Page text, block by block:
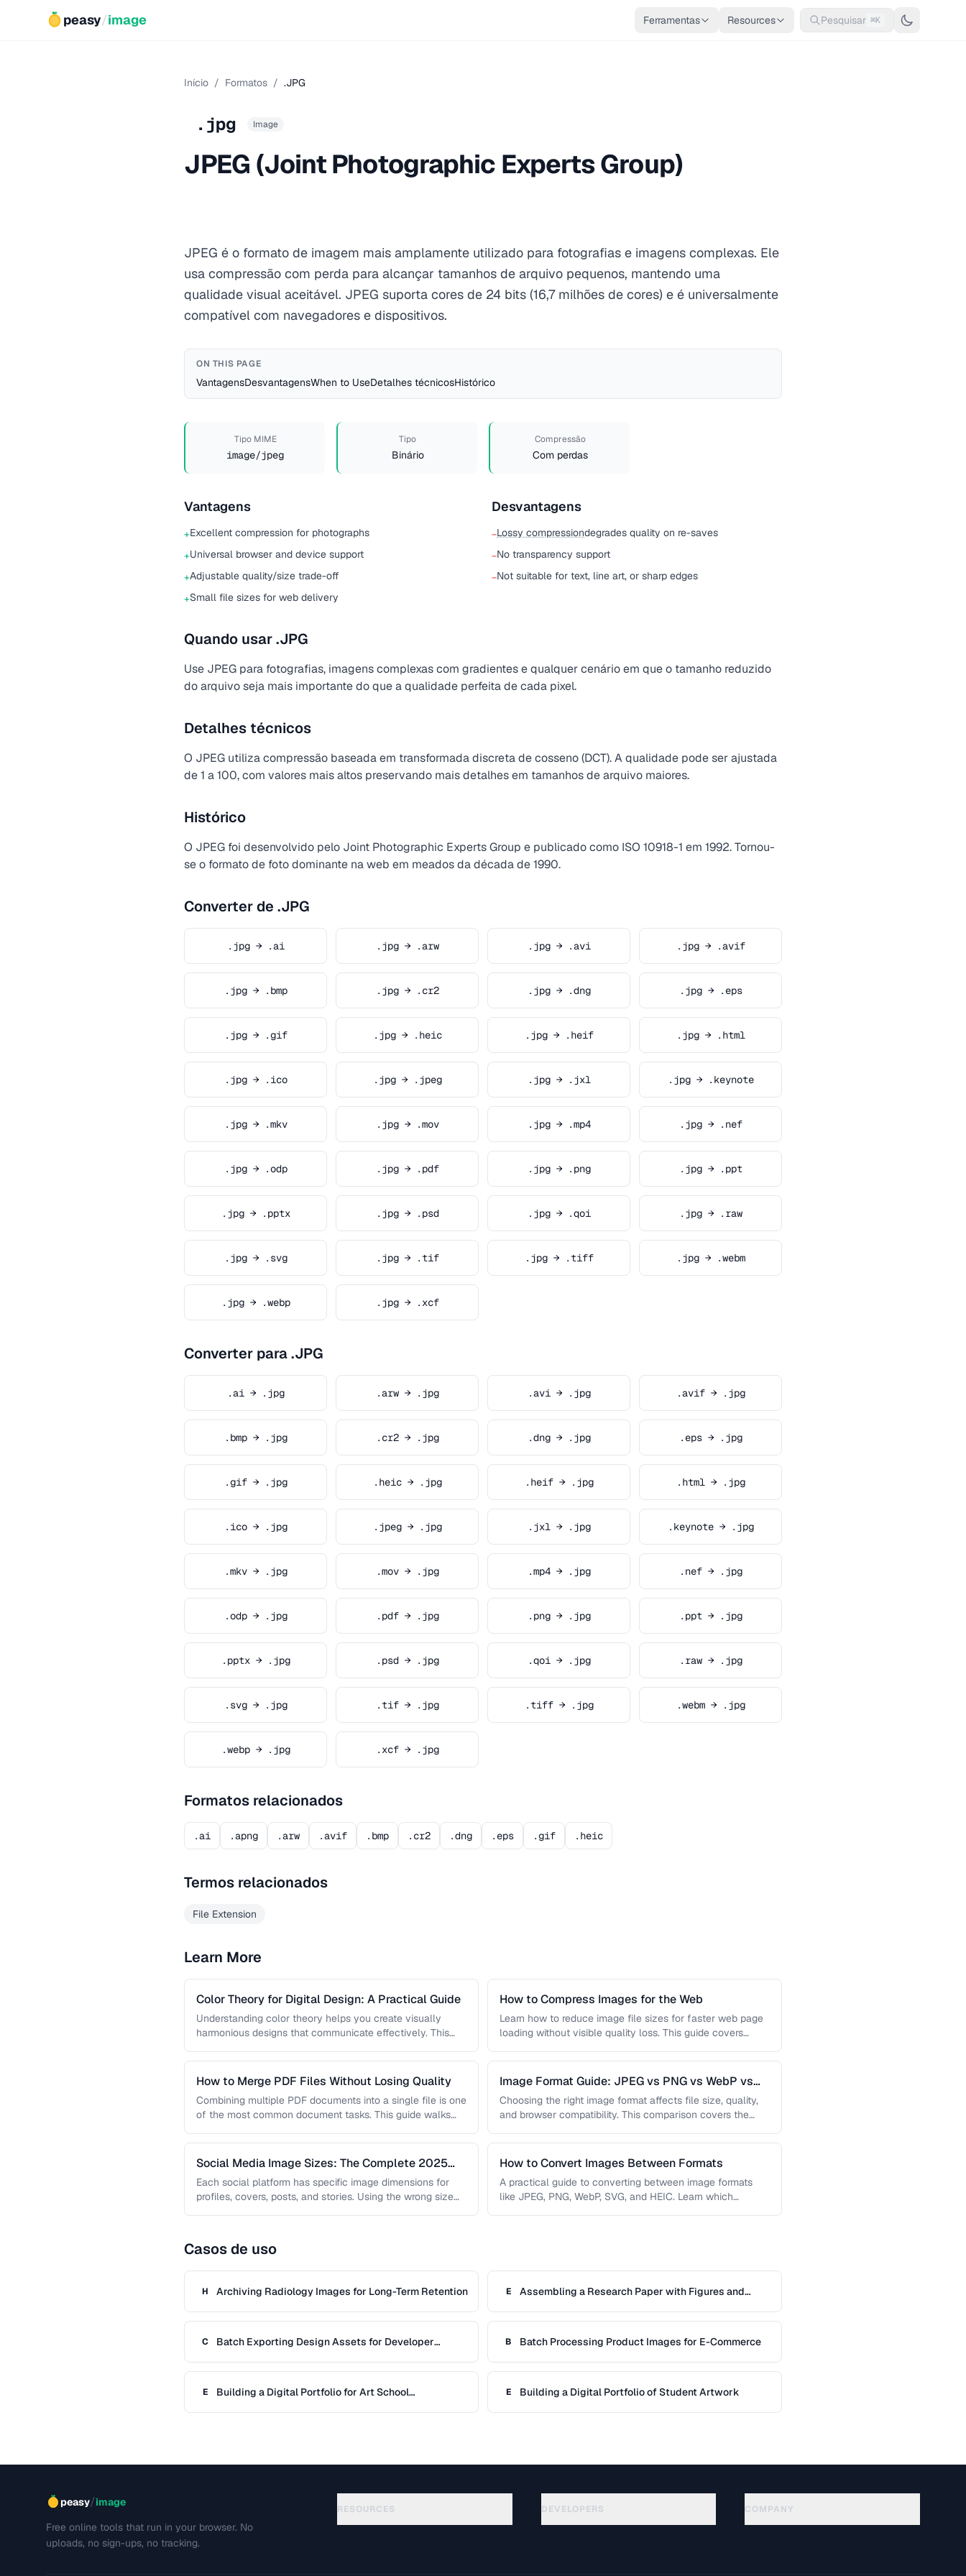
peasy/image Ferramentas Resources Pesquisar ⌘K
Início / Formatos / .JPG
.jpg Image
JPEG (Joint Photographic Experts Group)
JPEG é o formato de imagem mais amplamente utilizado para fotografias e imagens complexas. Ele
usa compressão com perda para alcançar tamanhos de arquivo pequenos, mantendo uma
qualidade visual aceitável. JPEG suporta cores de 24 bits (16,7 milhões de cores) e é universalmente
compatível com navegadores e dispositivos.
ON THIS PAGE
VantagensDesvantagensWhen to UseDetalhes técnicosHistórico
Tipo MIME
image/jpeg
Tipo
Binário
Compressão
Com perdas
Vantagens
+Excellent compression for photographs
+Universal browser and device support
+Adjustable quality/size trade-off
+Small file sizes for web delivery
Desvantagens
−Lossy compressiondegrades quality on re-saves
−No transparency support
−Not suitable for text, line art, or sharp edges
Quando usar .JPG
Use JPEG para fotografias, imagens complexas com gradientes e qualquer cenário em que o tamanho reduzido
do arquivo seja mais importante do que a qualidade perfeita de cada pixel.
Detalhes técnicos
O JPEG utiliza compressão baseada em transformada discreta de cosseno (DCT). A qualidade pode ser ajustada
de 1 a 100, com valores mais altos preservando mais detalhes em tamanhos de arquivo maiores.
Histórico
O JPEG foi desenvolvido pelo Joint Photographic Experts Group e publicado como ISO 10918-1 em 1992. Tornou-
se o formato de foto dominante na web em meados da década de 1990.
Converter de .JPG
.jpg → .ai .jpg → .arw .jpg → .avi .jpg → .avif
.jpg → .bmp .jpg → .cr2 .jpg → .dng .jpg → .eps
.jpg → .gif .jpg → .heic .jpg → .heif .jpg → .html
.jpg → .ico .jpg → .jpeg .jpg → .jxl .jpg → .keynote
.jpg → .mkv .jpg → .mov .jpg → .mp4 .jpg → .nef
.jpg → .odp .jpg → .pdf .jpg → .png .jpg → .ppt
.jpg → .pptx .jpg → .psd .jpg → .qoi .jpg → .raw
.jpg → .svg .jpg → .tif .jpg → .tiff .jpg → .webm
.jpg → .webp .jpg → .xcf
Converter para .JPG
.ai → .jpg .arw → .jpg .avi → .jpg .avif → .jpg
.bmp → .jpg .cr2 → .jpg .dng → .jpg .eps → .jpg
.gif → .jpg .heic → .jpg .heif → .jpg .html → .jpg
.ico → .jpg .jpeg → .jpg .jxl → .jpg .keynote → .jpg
.mkv → .jpg .mov → .jpg .mp4 → .jpg .nef → .jpg
.odp → .jpg .pdf → .jpg .png → .jpg .ppt → .jpg
.pptx → .jpg .psd → .jpg .qoi → .jpg .raw → .jpg
.svg → .jpg .tif → .jpg .tiff → .jpg .webm → .jpg
.webp → .jpg .xcf → .jpg
Formatos relacionados
.ai .apng .arw .avif .bmp .cr2 .dng .eps .gif .heic
Termos relacionados
File Extension
Learn More
Color Theory for Digital Design: A Practical Guide
Understanding color theory helps you create visually
harmonious designs that communicate effectively. This
How to Compress Images for the Web
Learn how to reduce image file sizes for faster web page
loading without visible quality loss. This guide covers
How to Merge PDF Files Without Losing Quality
Combining multiple PDF documents into a single file is one
of the most common document tasks. This guide walks
Image Format Guide: JPEG vs PNG vs WebP vs
AVIF
Choosing the right image format affects file size, quality,
and browser compatibility. This comparison covers the
Social Media Image Sizes: The Complete 2025
Guide
Each social platform has specific image dimensions for
profiles, covers, posts, and stories. Using the wrong size
How to Convert Images Between Formats
A practical guide to converting between image formats
like JPEG, PNG, WebP, SVG, and HEIC. Learn which
Casos de uso
H Archiving Radiology Images for Long-Term Retention E
Assembling a Research Paper with Figures and
C
Batch Exporting Design Assets for Developer
B Batch Processing Product Images for E-Commerce
E
Building a Digital Portfolio for Art School
E Building a Digital Portfolio of Student Artwork
peasy/image
Free online tools that run in your browser. No
uploads, no sign-ups, no tracking.
RESOURCES DEVELOPERS COMPANY